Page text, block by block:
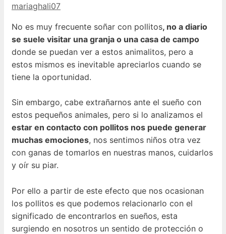
mariaghali07
No es muy frecuente soñar con pollitos, no a diario
se suele visitar una granja o una casa de campo
donde se puedan ver a estos animalitos, pero a
estos mismos es inevitable apreciarlos cuando se
tiene la oportunidad.
Sin embargo, cabe extrañarnos ante el sueño con
estos pequeños animales, pero si lo analizamos el
estar en contacto con pollitos nos puede generar
muchas emociones, nos sentimos niños otra vez
con ganas de tomarlos en nuestras manos, cuidarlos
y oír su piar.
Por ello a partir de este efecto que nos ocasionan
los pollitos es que podemos relacionarlo con el
significado de encontrarlos en sueños, esta
surgiendo en nosotros un sentido de protección o